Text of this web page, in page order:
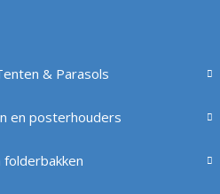
& Parasols
en posterhouders